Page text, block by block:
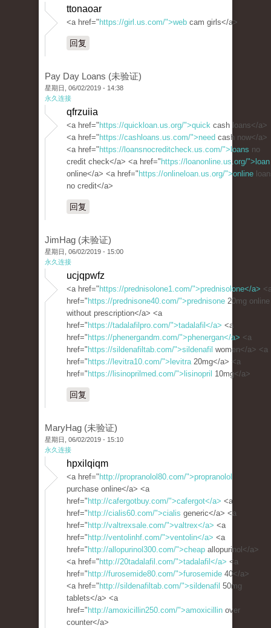
ttonaoar
<a href=" https://girl.us.com/">web cam girls</a>
回复
Pay Day Loans (未验证)
星期日, 06/02/2019 - 14:38
永久连接
qfrzuiia
<a href=" https://quickloan.us.org/">quick cash loans</a>
<a href=" https://cashloans.us.com/">need cash now</a>
<a href=" https://loansnocreditcheck.us.com/">loans no
credit check</a> <a href=" https://loanonline.us.org/">loan
online</a> <a href=" https://onlineloan.us.org/">online
no credit</a>
回复
JimHag (未验证)
星期日, 06/02/2019 - 15:00
永久连接
ucjqpwfz
<a href=" https://prednisolone1.com/">prednisolone</a>
href=" https://prednisone40.com/">prednisone 20mg online
without prescription</a> <a
href=" https://tadalafilpro.com/">tadalafil</a> <a
href=" https://phenergandm.com/">phenergan</a> <a
href=" https://sildenafiltab.com/">sildenafil women</a> <a
href=" https://levitra10.com/">levitra20mg</a> <a
href=" https://lisinoprilmed.com/">lisinopril 10mg</a>
回复
MaryHag (未验证)
星期日, 06/02/2019 - 15:10
永久连接
hpxilqiqm
<a href=" http://propranolol80.com/">propranolol
purchase online</a> <a
href=" http://cafergotbuy.com/">cafergot</a> <a
href=" http://cialis60.com/">cialis generic</a> <a
href=" http://valtrexsale.com/">valtrex</a> <a
href=" http://ventolinhf.com/">ventolin</a> <a
href=" http://allopurinol300.com/">cheap allopurinol</a>
<a href=" http://20tadalafil.com/">tadalafil</a> <a
href=" http://furosemide80.com/">furosemide 40</a>
<a href=" http://sildenafiltab.com/">sildenafil 50mg
tablets</a> <a
href=" http://amoxicillin250.com/">amoxicillin over
counter</a>